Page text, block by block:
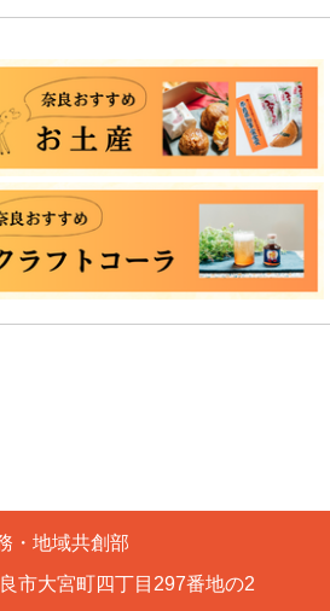
・地域共創部
市大宮町四丁目297番地の2